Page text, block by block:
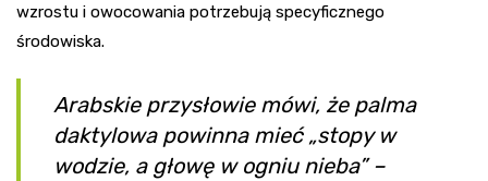
wzrostu i owocowania potrzebują specyficznego
środowiska.
Arabskie przysłowie mówi, że palma
daktylowa powinna mieć „stopy w
wodzie, a głowę w ogniu nieba” –